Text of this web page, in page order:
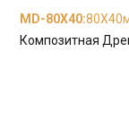
MD-80X40:
Композитная